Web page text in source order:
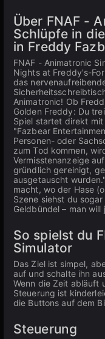
Über FNAF -
Schlüpfe in
in Freddy
FNAF - Animatronic
Nights at Freddy's-
das
Animatronic! Ob
Golden Freddy: Du
Spiel startet direkt
"Fazbear
Personen- oder
zum Tod kommen,
Vermisstenanzeige
gründlich gereinigt,
ausgetauscht
macht, wo der Hase
Szene siehst du
Geldbündel – man
So spielst du
Simulator
Das Ziel ist simpel,
auf und schalte ihn
Wenn die Zeit abläuft
Steuerung ist
die Buttons auf dem
Steuerung